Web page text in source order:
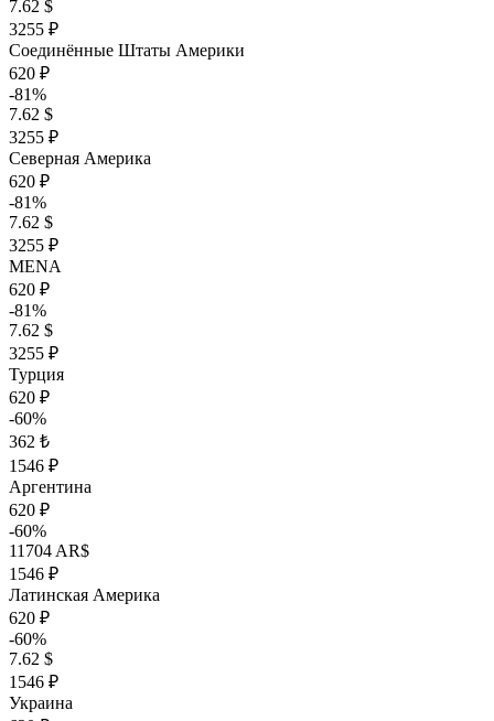
7.62 $
3255 ₽
Соединённые Штаты Америки
620 ₽
-81%
7.62 $
3255 ₽
Северная Америка
620 ₽
-81%
7.62 $
3255 ₽
MENA
620 ₽
-81%
7.62 $
3255 ₽
Турция
620 ₽
-60%
362 ₺
1546 ₽
Аргентина
620 ₽
-60%
11704 AR$
1546 ₽
Латинская Америка
620 ₽
-60%
7.62 $
1546 ₽
Украина